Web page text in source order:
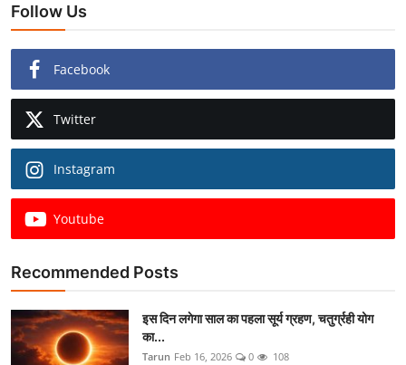
Follow Us
Facebook
Twitter
Instagram
Youtube
Recommended Posts
इस दिन लगेगा साल का पहला सूर्य ग्रहण, चतुर्ग्रही योग
का...
Tarun Feb 16, 2026 0 108